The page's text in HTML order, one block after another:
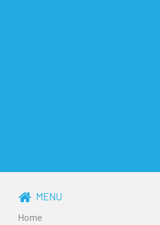
MENU
Home